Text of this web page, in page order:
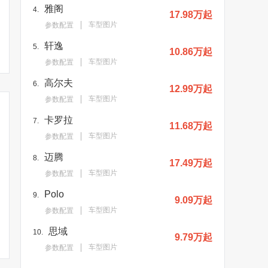
4. 雅阁
参数配置 车型图片
17.98万起
5. 轩逸
参数配置 车型图片
10.86万起
6. 高尔夫
参数配置 车型图片
12.99万起
7. 卡罗拉
参数配置 车型图片
11.68万起
8. 迈腾
参数配置 车型图片
17.49万起
9. Polo
参数配置 车型图片
9.09万起
10. 思域
参数配置 车型图片
9.79万起